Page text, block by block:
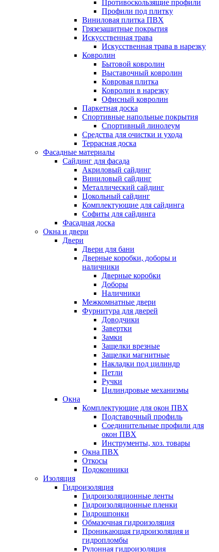
Противоскользящие профили
Профили под плитку
Виниловая плитка ПВХ
Грязезащитные покрытия
Искусственная трава
Искусственная трава в нарезку
Ковролин
Бытовой ковролин
Выставочный ковролин
Ковровая плитка
Ковролин в нарезку
Офисный ковролин
Паркетная доска
Спортивные напольные покрытия
Спортивный линолеум
Средства для очистки и ухода
Террасная доска
Фасадные материалы
Сайдинг для фасада
Акриловый сайдинг
Виниловый сайдинг
Металлический сайдинг
Цокольный сайдинг
Комплектующие для сайдинга
Софиты для сайдинга
Фасадная доска
Окна и двери
Двери
Двери для бани
Дверные коробки, доборы и
наличники
Дверные коробки
Доборы
Наличники
Межкомнатные двери
Фурнитура для дверей
Доводчики
Завертки
Замки
Защелки врезные
Защелки магнитные
Накладки под цилиндр
Петли
Ручки
Цилиндровые механизмы
Окна
Комплектующие для окон ПВХ
Подставочный профиль
Соединительные профили для
окон ПВХ
Инструменты, хоз. товары
Окна ПВХ
Откосы
Подоконники
Изоляция
Гидроизоляция
Гидроизоляционные ленты
Гидроизоляционные пленки
Гидрошпонки
Обмазочная гидроизоляция
Проникающая гидроизоляция и
гидропломбы
Рулонная гидроизоляция